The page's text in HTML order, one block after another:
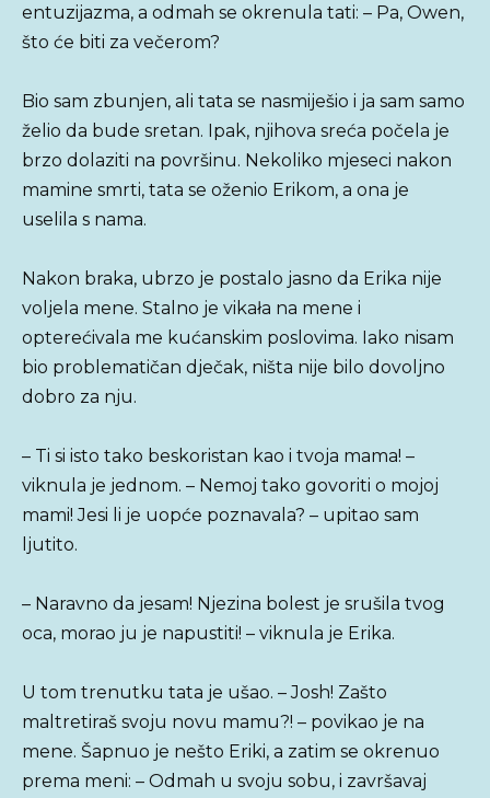
entuzijazma, a odmah se okrenula tati: – Pa, Owen,
što će biti za večerom?
Bio sam zbunjen, ali tata se nasmiješio i ja sam samo
želio da bude sretan. Ipak, njihova sreća počela je
brzo dolaziti na površinu. Nekoliko mjeseci nakon
mamine smrti, tata se oženio Erikom, a ona je
uselila s nama.
Nakon braka, ubrzo je postalo jasno da Erika nije
voljela mene. Stalno je vikała na mene i
opterećivala me kućanskim poslovima. Iako nisam
bio problematičan dječak, ništa nije bilo dovoljno
dobro za nju.
– Ti si isto tako beskoristan kao i tvoja mama! –
viknula je jednom. – Nemoj tako govoriti o mojoj
mami! Jesi li je uopće poznavala? – upitao sam
ljutito.
– Naravno da jesam! Njezina bolest je srušila tvog
oca, morao ju je napustiti! – viknula je Erika.
U tom trenutku tata je ušao. – Josh! Zašto
maltretiraš svoju novu mamu?! – povikao je na
mene. Šapnuo je nešto Eriki, a zatim se okrenuo
prema meni: – Odmah u svoju sobu, i završavaj